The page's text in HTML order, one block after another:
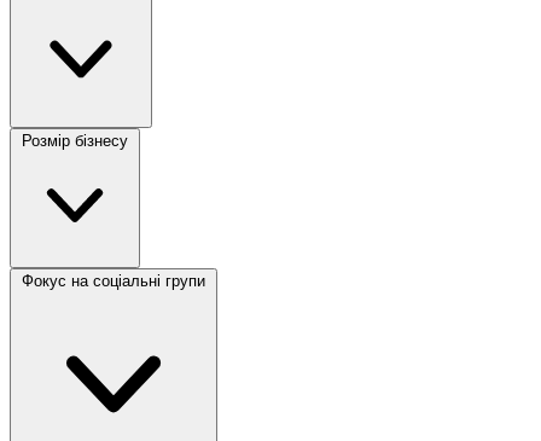
Розмір бізнесу
Фокус на соціальні групи